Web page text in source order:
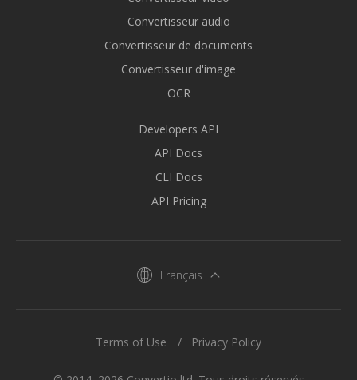
Convertisseur audio
Convertisseur de documents
Convertisseur d'image
OCR
Developers API
API Docs
CLI Docs
API Pricing
Français
Terms of Use Privacy Policy